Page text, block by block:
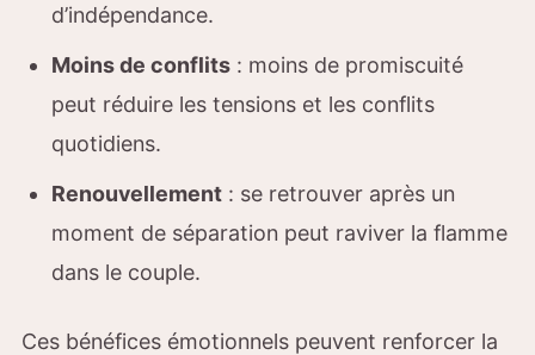
d’indépendance.
Moins de conflits : moins de promiscuité
peut réduire les tensions et les conflits
quotidiens.
Renouvellement : se retrouver après un
moment de séparation peut raviver la flamme
dans le couple.
Ces bénéfices émotionnels peuvent renforcer la